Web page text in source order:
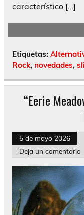
característico […]
Etiquetas:
Rock, novedades,
“Eerie
5 de mayo 2026
Deja un comentario